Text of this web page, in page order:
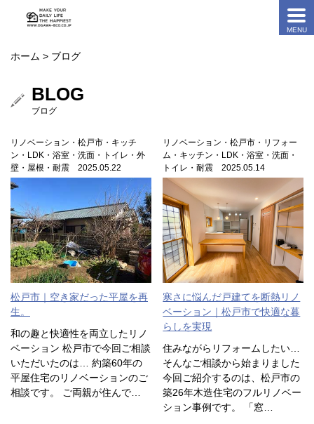
ホーム > ブログ
BLOG
ブログ
リノベーション・松戸市・キッチ
ン・LDK・浴室・洗面・トイレ・外
壁・屋根・耐震 2025.05.22
松戸市｜空き家だった平屋を再
生。
和の趣と快適性を両立したリノ
ベーション 松戸市で今回ご相談
いただいたのは… 約築60年の
平屋住宅のリノベーションのご
相談です。 ご両親が住んで…
リノベーション・松戸市・リフォー
ム・キッチン・LDK・浴室・洗面・
トイレ・耐震 2025.05.14
寒さに悩んだ戸建てを断熱リノ
ベーション｜松戸市で快適な暮
らしを実現
住みながらリフォームしたい…
そんなご相談から始まりました
今回ご紹介するのは、松戸市の
築26年木造住宅のフルリノベー
ション事例です。 「窓…